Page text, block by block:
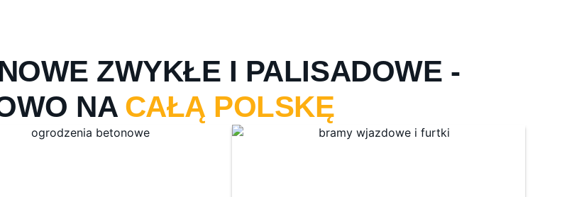
ZWYKŁE I PALISADOWE -
NA CAŁĄ POLSKĘ